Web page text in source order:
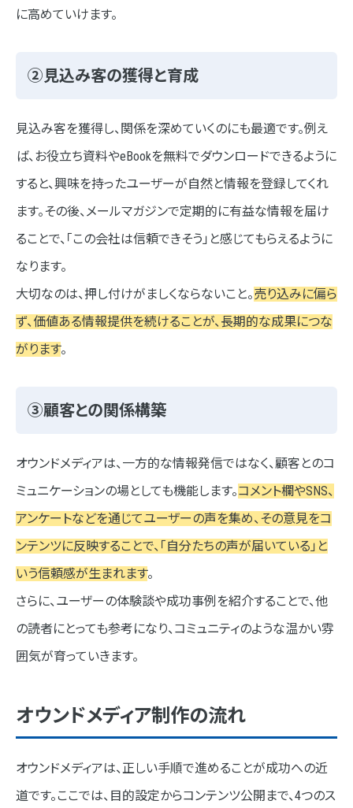
に高めていけます。
②見込み客の獲得と育成
見込み客を獲得し、関係を深めていくのにも最適です。例え
ば、お役立ち資料やeBookを無料でダウンロードできるように
すると、興味を持ったユーザーが自然と情報を登録してくれ
ます。その後、メールマガジンで定期的に有益な情報を届け
ることで、「この会社は信頼できそう」と感じてもらえるように
なります。
大切なのは、押し付けがましくならないこと。売り込みに偏ら
ず、価値ある情報提供を続けることが、長期的な成果につな
がります。
③顧客との関係構築
オウンドメディアは、一方的な情報発信ではなく、顧客とのコ
ミュニケーションの場としても機能します。コメント欄やSNS、
アンケートなどを通じてユーザーの声を集め、その意見をコ
ンテンツに反映することで、「自分たちの声が届いている」と
いう信頼感が生まれます。
さらに、ユーザーの体験談や成功事例を紹介することで、他
の読者にとっても参考になり、コミュニティのような温かい雰
囲気が育っていきます。
オウンドメディア制作の流れ
オウンドメディアは、正しい手順で進めることが成功への近
道です。ここでは、目的設定からコンテンツ公開まで、4つのス